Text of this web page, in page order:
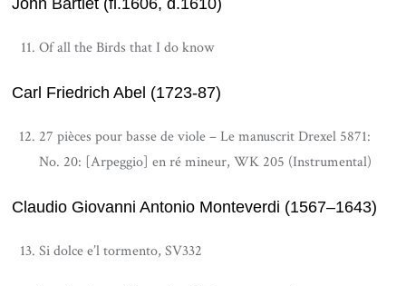
John Bartlet (fl.1606, d.1610)
Of all the Birds that I do know
Carl Friedrich Abel (1723-87)
27 pièces pour basse de viole – Le manuscrit Drexel 5871:
No. 20: [Arpeggio] en ré mineur, WK 205 (Instrumental)
Claudio Giovanni Antonio Monteverdi (1567–1643)
Si dolce e’l tormento, SV332